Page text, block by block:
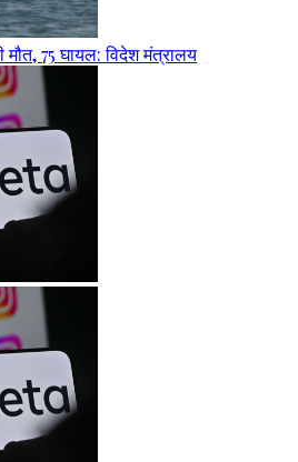
मौत, 75 घायल: विदेश मंत्रालय